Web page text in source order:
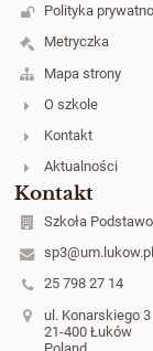
Polityka
Metryczka
Mapa strony
O szkole
Kontakt
Aktualności
Kontakt
Szkoła
sp3@um.lukow.pl
25 798 27 14
ul. Konarskiego 3
21-400 Łuków